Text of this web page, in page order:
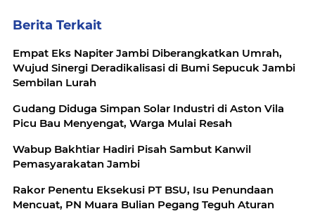
Berita Terkait
Empat Eks Napiter Jambi Diberangkatkan Umrah,
Wujud Sinergi Deradikalisasi di Bumi Sepucuk Jambi
Sembilan Lurah
Gudang Diduga Simpan Solar Industri di Aston Vila
Picu Bau Menyengat, Warga Mulai Resah
Wabup Bakhtiar Hadiri Pisah Sambut Kanwil
Pemasyarakatan Jambi
Rakor Penentu Eksekusi PT BSU, Isu Penundaan
Mencuat, PN Muara Bulian Pegang Teguh Aturan